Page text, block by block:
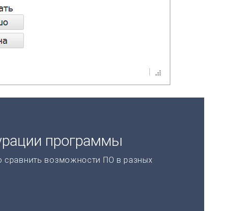
программы
сравнить возможности ПО в разных